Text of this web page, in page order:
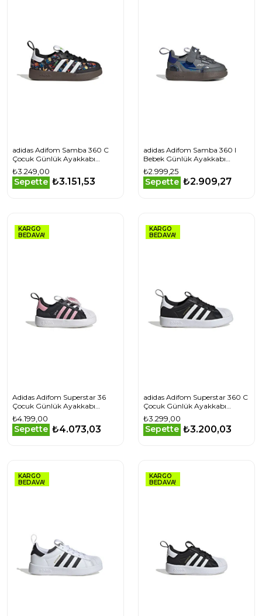
adidas Adifom Samba 360 C
Çocuk Günlük Ayakkabı
JP8626 Siyah
₺3.249,00
Sepette ₺3.151,53
adidas Adifom Samba 360 I
Bebek Günlük Ayakkabı
JR3772 Gri
₺2.999,25
Sepette ₺2.909,27
KARGO
BEDAVA!
Adidas Adifom Superstar 36
Çocuk Günlük Ayakkabı
IH7068 Siyah
₺4.199,00
Sepette ₺4.073,03
KARGO
BEDAVA!
adidas Adifom Superstar 360 C
Çocuk Günlük Ayakkabı
IH3503 Siyah
₺3.299,00
Sepette ₺3.200,03
KARGO
BEDAVA!
KARGO
BEDAVA!